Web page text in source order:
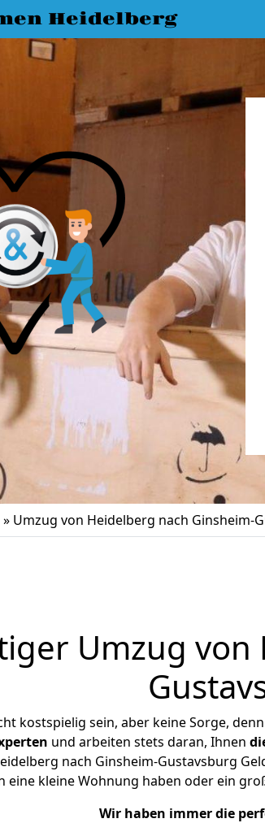
Heidelberg
» Umzug von Heidelberg nach Ginsheim-
Umzug
kostspielig sein, aber keine Sorge,
und arbeiten stets daran, Ihnen
nach Ginsheim-Gustavsburg
eine kleine Wohnung haben oder ein
Wir haben immer die